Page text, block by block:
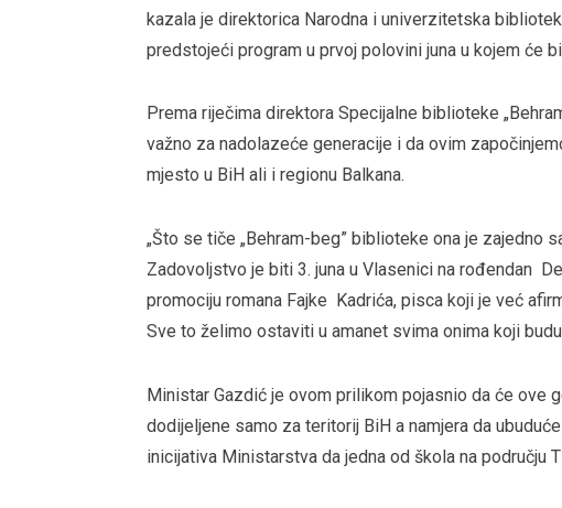
kazala je direktorica Narodna i univerzitetska
predstojeći program u prvoj polovini juna u kojem će
Prema riječima direktora Specijalne biblioteke
važno za nadolazeće generacije i da ovim
mjesto u BiH ali i regionu Balkana.
„Što se tiče „Behram-beg” biblioteke ona je zajedno
Zadovoljstvo je biti 3. juna u Vlasenici na rođendan
promociju romana Fajke Kadrića, pisca koji je već
Sve to želimo ostaviti u amanet svima onima koji
Ministar Gazdić je ovom prilikom pojasnio da će ove
dodijeljene samo za teritorij BiH a namjera da
inicijativa Ministarstva da jedna od škola na području